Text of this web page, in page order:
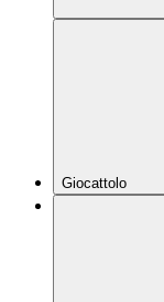
Giocattolo